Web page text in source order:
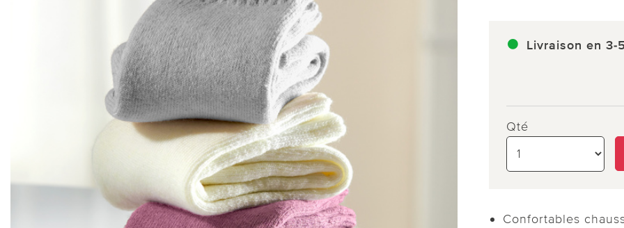
Livraison en 3-
Qté
Confortables